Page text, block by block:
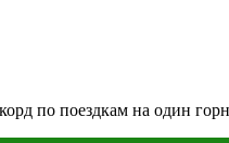
по поездкам на один